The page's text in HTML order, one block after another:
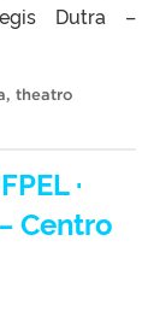
Dutra –
, theatro
·
Centro